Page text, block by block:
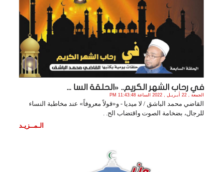
في رحاب الشهر الكريم.. «الحلقة السا ...
الجمعة , 22 أبـريـل , 2022 الساعة 11:43:48 PM
القاضي محمد الباشق / لا ميديا - و«قولاً معروفاً» عند مخاطبة النساء
للرجال، بضخامة الصوت واقتضاب الح. .
الـمــزيـد